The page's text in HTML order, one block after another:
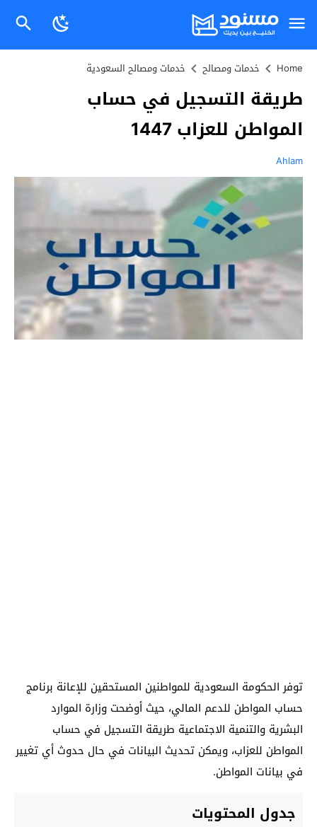
Home خدمات ومصالح خدمات ومصالح السعودية
طريقة التسجيل في حساب
المواطن للعزاب 1447
Ahlam
توفر الحكومة السعودية للمواطنين المستحقين للإعانة برنامج
حساب المواطن للدعم المالي، حيث أوضحت وزارة الموارد
البشرية والتنمية الاجتماعية طريقة التسجيل في حساب
المواطن للعزاب، ويمكن تحديث البيانات في حال حدوث أي تغيير
في بيانات المواطن.
جدول المحتويات